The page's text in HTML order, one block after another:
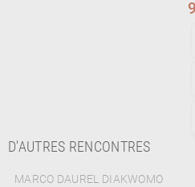
D'AUTRES RENCONTRES
MARCO DAUREL DIAKWOMO